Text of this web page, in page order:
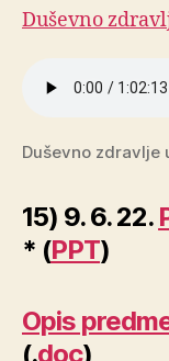
Duševno
Duševno zdravlje
15) 9. 6. 22.
* (PPT)
Opis
(.doc)